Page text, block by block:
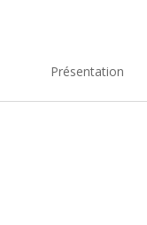
Présentation